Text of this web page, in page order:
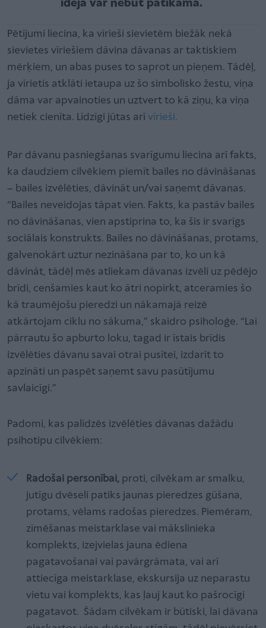
ideja var nebūt patīkama.
Pētījumi liecina, ka vīrieši sievietēm biežāk nekā
sievietes vīriešiem dāvina dāvanas ar taktiskiem
mērķiem, un abas puses to saprot un pieņem. Tādēļ,
ja vīrietis atklāti ietaupa uz šo simbolisko žestu, viņa
dāma var apvainoties un uztvert to kā ziņu, ka viņa
netiek cienīta. Līdzīgi jūtas arī vīrieši.
Par dāvanu pasniegšanas svarīgumu liecina arī fakts,
ka daudziem cilvēkiem piemīt bailes no dāvināšanas
– bailes izvēlēties, dāvināt un/vai saņemt dāvanas.
“Bailes neveidojas tāpat vien. Fakts, ka pastāv bailes
no dāvināšanas, vien apstiprina to, ka šis ir svarīgs
sociālais konstrukts. Bailes no dāvināšanas, protams,
galvenokārt uztur nezināšana par to, ko un kā
dāvināt, tādēļ mēs atliekam dāvanas izvēli uz pēdējo
brīdi, cenšamies kaut ko ātri nopirkt, atceramies šo
kā traumējošu pieredzi un nākamajā reizē
atkārtojam ciklu no sākuma,” skaidro psiholoģe. “Lai
pārrautu šo apburto loku, tagad ir īstais brīdis
izvēlēties dāvanu savai otrai pusītei, izdarīt to
apzināti un paspēt saņemt savu pasūtījumu
savlaicīgi.”
Padomi, kas palīdzēs izvēlēties dāvanas dažādu
psihotipu cilvēkiem:
Radošai personībai, proti, cilvēkam ar smalku,
jutīgu dvēseli patiks jaunas pieredzes gūšana,
protams, vēlams radošas pieredzes. Piemēram,
zīmēšanas meistarklase vai mākslinieka
komplekts, izejvielas jauna ēdiena
pagatavošanai vai pavārgrāmata, vai arī
attiecīga meistarklase, ekskursija uz neparastu
vietu vai komplekts, kas ļauj kaut ko pašrocīgi
pagatavot. Šādam cilvēkam ir būtiski, lai dāvana